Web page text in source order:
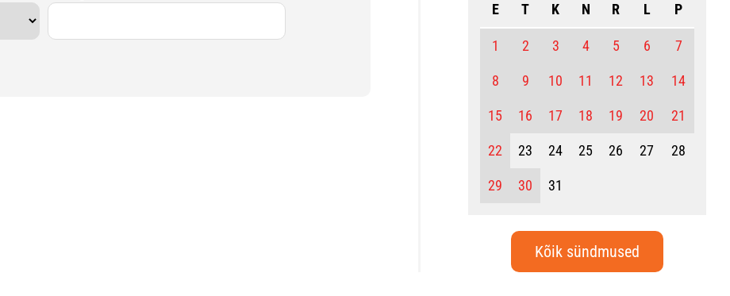
E
T K N R L P
1 2 3 4 5 6 7
8 9 10 11 12 13 14
15 16 17 18 19 20 21
22 23 24 25 26 27 28
29 30 31
Kõik sündmused